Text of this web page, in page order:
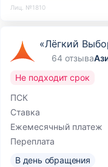
Лиц. №1810
«Лёгкий
64 отзыва
ПСК
Ставка
Ежемесячный платеж
Переплата
Не подходит срок
В день обращения